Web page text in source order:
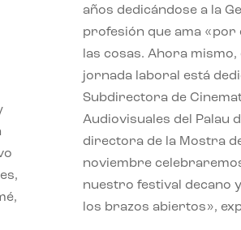
años dedicándose a la
profesión que ama «por
las cosas. Ahora mismo,
jornada laboral está
Subdirectora de
Audiovisuales del Palau
directora de la Mostra
noviembre
nuestro festival decano
los brazos abiertos»,